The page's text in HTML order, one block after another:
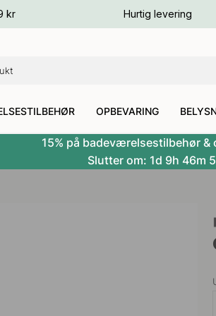
kr Hurtig levering
OPBEVARING
15% på badeværelsestilbehør &
Slutter om: 1d 9h 46m